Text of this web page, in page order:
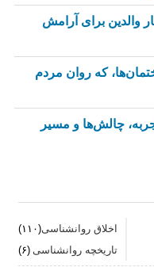
والدین برای آرامش
که روان مردم
چالش‌ها و مسیر
اخلاق روانشناسی(۱۱۰)
تاریخچه روانشناسی (۶)